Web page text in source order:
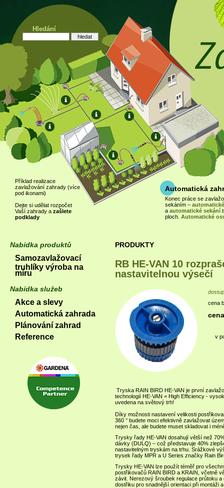
Hledání
Příklad realizace
zavlažování zahrady (více
pod ikonami)
Dejte si udělat rozpočet
Vaší zahrady a zašlete
podklady
Automatická
Konec práce se
sekáním –
a automatické sekání
ploch. Automatické
RB HE-VAN 10
nastavitelnou výsečí
cena
v
Tryska RAIN BIRD HE-VAN je první
technologií HE-VAN = High Efficiency -
uvedena na světový trh!
Díky možnosti nastavení velikosti
360 ° budete moci efektivně zavlažovat
nejen čas, ale budete muset skladovat i
Trysky řady HE-VAN dosahují větší než
dávky (DULQ) – což představuje 40%
nastavitelným tryskám na trhu. Srážkové
trysek řady MPR a U Series značky Rain
Trysky HE-VAN lze použít téměř pro
postřikovačů RAIN BIRD a KRAIN, včetně
závit. Nerezový šroubek regulace průtoku
dostřiku pro snadnější orientaci při montáži
PRODUKTY
Nabídka produktů
Samozavlažovací
truhlíky výroba na
míru
Nabídka služeb
Akce a slevy
Automatická zahrada
Plánování zahrad
Reference